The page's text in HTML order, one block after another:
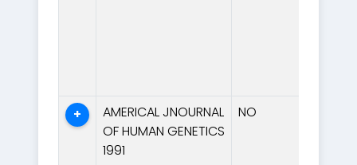
+
AMERICAL JNOURNAL
OF HUMAN GENETICS
1991
NO